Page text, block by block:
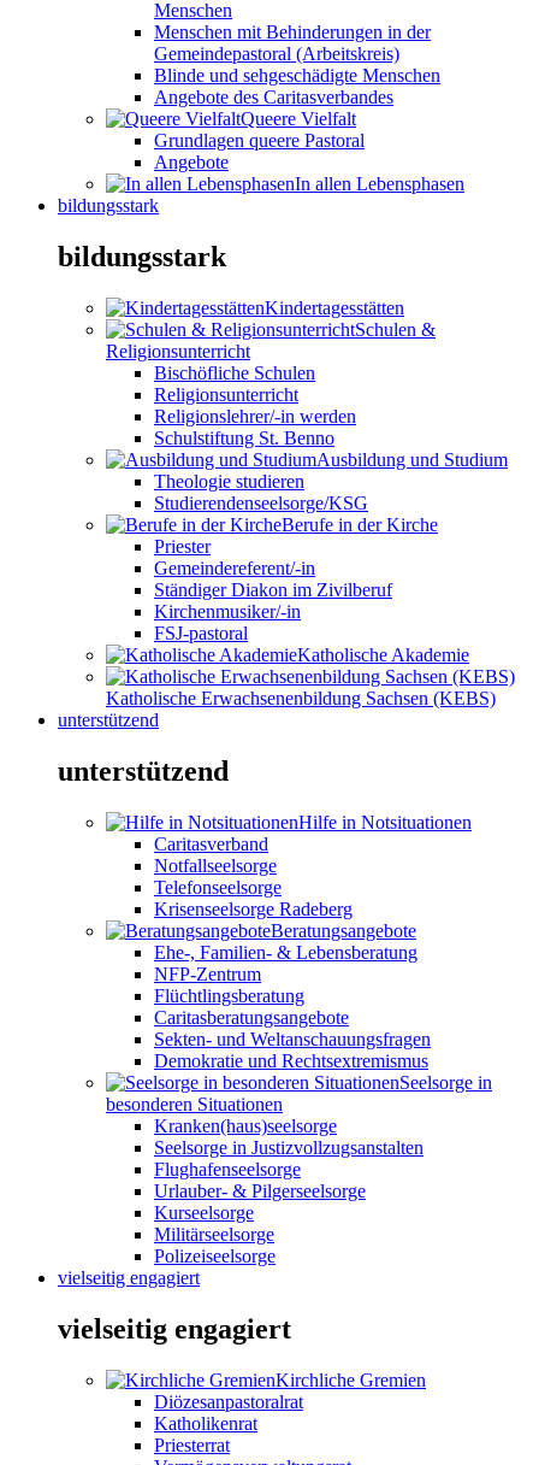
Menschen
Menschen mit Behinderungen in der
Gemeindepastoral (Arbeitskreis)
Blinde und sehgeschädigte Menschen
Angebote des Caritasverbandes
Queere Vielfalt
Grundlagen queere Pastoral
Angebote
In allen Lebensphasen
bildungsstark
bildungsstark
Kindertagesstätten
Schulen &
Religionsunterricht
Bischöfliche Schulen
Religionsunterricht
Religionslehrer/-in werden
Schulstiftung St. Benno
Ausbildung und Studium
Theologie studieren
Studierendenseelsorge/KSG
Berufe in der Kirche
Priester
Gemeindereferent/-in
Ständiger Diakon im Zivilberuf
Kirchenmusiker/-in
FSJ-pastoral
Katholische Akademie
Katholische Erwachsenenbildung Sachsen (KEBS)
unterstützend
unterstützend
Hilfe in Notsituationen
Caritasverband
Notfallseelsorge
Telefonseelsorge
Krisenseelsorge Radeberg
Beratungsangebote
Ehe-, Familien- & Lebensberatung
NFP-Zentrum
Flüchtlingsberatung
Caritasberatungsangebote
Sekten- und Weltanschauungsfragen
Demokratie und Rechtsextremismus
Seelsorge in
besonderen Situationen
Kranken(haus)seelsorge
Seelsorge in Justizvollzugsanstalten
Flughafenseelsorge
Urlauber- & Pilgerseelsorge
Kurseelsorge
Militärseelsorge
Polizeiseelsorge
vielseitig engagiert
vielseitig engagiert
Kirchliche Gremien
Diözesanpastoralrat
Katholikenrat
Priesterrat